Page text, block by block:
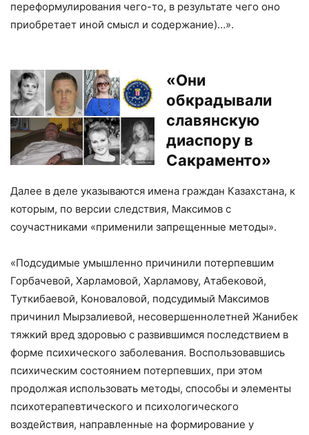
переформулирования чего-то, в результате чего оно
приобретает иной смысл и содержание)…».
«Они
обкрадывали
славянскую
диаспору в
Сакраменто»
Далее в деле указываются имена граждан Казахстана, к
которым, по версии следствия, Максимов с
соучастниками «применили запрещенные методы».
«Подсудимые умышленно причинили потерпевшим
Горбачевой, Харламовой, Харламову, Атабековой,
Туткибаевой, Коноваловой, подсудимый Максимов
причинил Мырзалиевой, несовершеннолетней Жанибек
тяжкий вред здоровью с развившимся последствием в
форме психического заболевания. Воспользовавшись
психическим состоянием потерпевших, при этом
продолжая использовать методы, способы и элементы
психотерапевтического и психологического
воздействия, направленные на формирование у